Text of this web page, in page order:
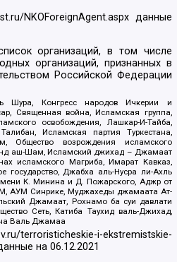
NKOForeignAgent.aspxданные
организаций, в том числе
организаций, признанных в
Российской Федерации
Шура, Конгресс народов Ичкерии и
Священная война, Исламская группа,
освобождения, Лашкар-И-Тайба,
Исламская партия Туркестана,
Общество возрождения исламского
аш-Шам, Исламский джихад – Джамаат
исламского Магриба, Имарат Кавказ,
государство, Джабха аль-Нусра ли-Ахль
К. Минина и Д. Пожарского, Аджр от
АУМ Синрике, Муджахеды джамаата Ат-
Джамаат, Рохнамо ба суи давлати
Сеть, Катиба Таухид валь-Джихад,
Валь Джамаа
terroristicheskie-i-ekstremistskie-
на06.12.2021